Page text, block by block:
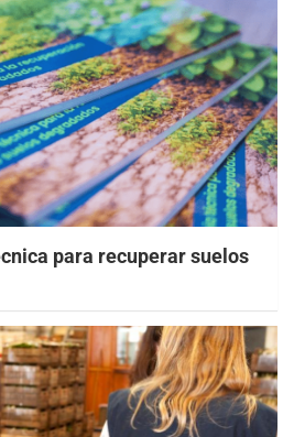
para recuperar suelos